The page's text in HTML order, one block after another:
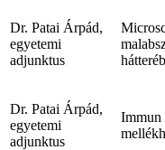
Dr. Patai Árpád,
egyetemi
adjunktus
Dr. Patai Árpád,
egyetemi
adjunktus
Immun